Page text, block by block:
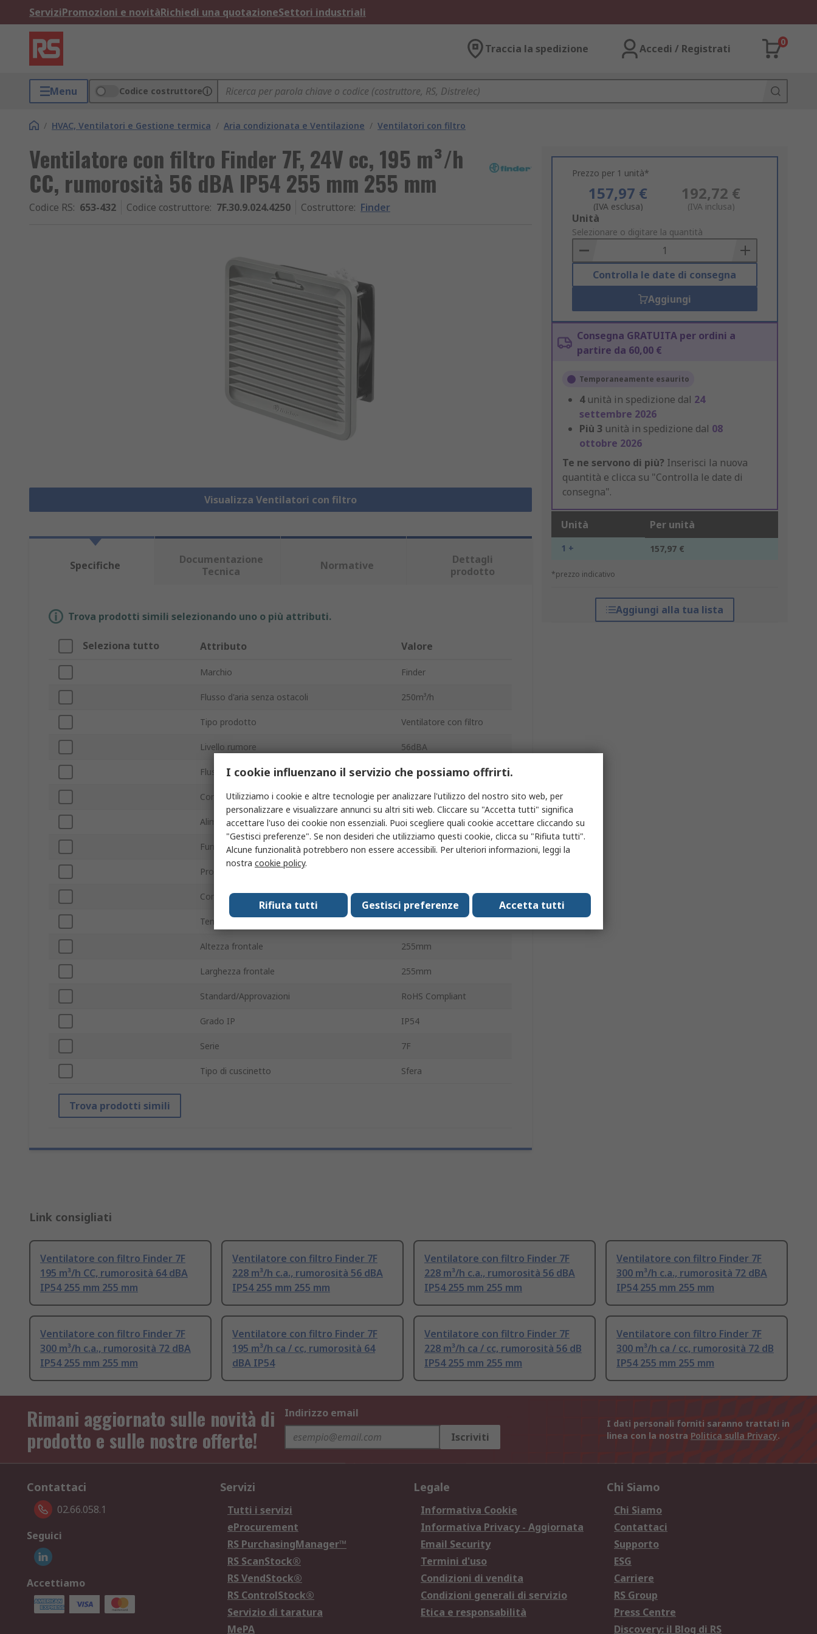
ServiziPromozioni e novitàRichiedi una quotazioneSettori industriali
Traccia la spedizione Accedi / Registrati
0
Menu Codice costruttore
/ HVAC, Ventilatori e Gestione termica / Aria condizionata e Ventilazione / Ventilatori con filtro
Ventilatore con filtro Finder 7F, 24V cc, 195 m³/h
CC, rumorosità 56 dBA IP54 255 mm 255 mm
Codice RS: 653-432 Codice costruttore: 7F.30.9.024.4250 Costruttore: Finder
Visualizza Ventilatori con filtro
Prezzo per 1 unità*
157,97 €
(IVA esclusa)
192,72 €
(IVA inclusa)
Add
to
Basket
Unità
Selezionare o digitare la quantità
Controlla le date di consegna
Aggiungi
Consegna GRATUITA per ordini a
partire da 60,00 €
Temporaneamente esaurito
4 unità in spedizione dal 24
settembre 2026
Più 3 unità in spedizione dal 08
ottobre 2026
Te ne servono di più? Inserisci la nuova
quantità e clicca su "Controlla le date di
consegna".
Unità Per unità
1 + 157,97 €
*prezzo indicativo
Aggiungi alla tua lista
Specifiche
Documentazione
Tecnica
Normative
Dettagli
prodotto
Trova prodotti simili selezionando uno o più attributi.
Seleziona tutto Attributo Valore
Marchio Finder
Flusso d'aria senza ostacoli 250m³/h
Tipo prodotto Ventilatore con filtro
Livello rumore 56dBA
Flusso d'aria filtrato 195m³/h
Corrente di ingresso 1800mA
Alimentazione in ingresso 43W
Funzionamento CC o CA CC
Profondità di installazione
Con terminazione/senza terminazione Filo
Tensione di alimentazione
Altezza frontale 255mm
Larghezza frontale 255mm
Standard/Approvazioni RoHS Compliant
Grado IP IP54
Serie 7F
Tipo di cuscinetto Sfera
Trova prodotti simili
Link consigliati
Ventilatore con filtro Finder 7F
195 m³/h CC, rumorosità 64 dBA
IP54 255 mm 255 mm
Ventilatore con filtro Finder 7F
228 m³/h c.a., rumorosità 56 dBA
IP54 255 mm 255 mm
Ventilatore con filtro Finder 7F
228 m³/h c.a., rumorosità 56 dBA
IP54 255 mm 255 mm
Ventilatore con filtro Finder 7F
300 m³/h c.a., rumorosità 72 dBA
IP54 255 mm 255 mm
Ventilatore con filtro Finder 7F
300 m³/h c.a., rumorosità 72 dBA
IP54 255 mm 255 mm
Ventilatore con filtro Finder 7F
195 m³/h ca / cc, rumorosità 64
dBA IP54
Ventilatore con filtro Finder 7F
228 m³/h ca / cc, rumorosità 56 dB
IP54 255 mm 255 mm
Ventilatore con filtro Finder 7F
300 m³/h ca / cc, rumorosità 72 dB
IP54 255 mm 255 mm
Rimani aggiornato sulle novità di
prodotto e sulle nostre offerte!
Indirizzo email
Iscriviti
I dati personali forniti saranno trattati in
linea con la nostra Politica sulla Privacy.
Contattaci
02.66.058.1
Seguici
Accettiamo
Servizi
Tutti i servizi
eProcurement
RS PurchasingManager™
RS ScanStock®
RS VendStock®
RS ControlStock®
Servizio di taratura
MePA
Legale
Informativa Cookie
Informativa Privacy - Aggiornata
Email Security
Termini d'uso
Condizioni di vendita
Condizioni generali di servizio
Etica e responsabilità
Chi Siamo
Chi Siamo
Contattaci
Supporto
ESG
Carriere
RS Group
Press Centre
Discovery: il Blog di RS
I cookie influenzano il servizio che possiamo offrirti.
Utilizziamo i cookie e altre tecnologie per analizzare l'utilizzo del nostro sito web, per
personalizzare e visualizzare annunci su altri siti web. Cliccare su "Accetta tutti" significa
accettare l'uso dei cookie non essenziali. Puoi scegliere quali cookie accettare cliccando su
"Gestisci preferenze". Se non desideri che utilizziamo questi cookie, clicca su "Rifiuta tutti".
Alcune funzionalità potrebbero non essere accessibili. Per ulteriori informazioni, leggi la
nostra cookie policy.
Accetta tutti
Gestisci preferenze
Rifiuta tutti